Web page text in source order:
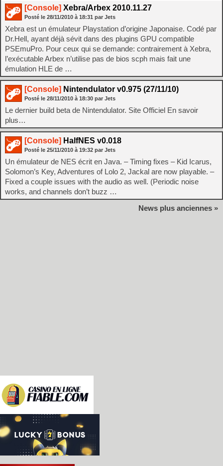
[Console] Xebra/Arbex 2010.11.27
Posté le 28/11/2010 à 18:31 par Jets
Xebra est un émulateur Playstation d’origine Japonaise. Codé par
Dr.Hell, ayant déjà sévit dans des plugins GPU compatible
PSEmuPro. Pour ceux qui se demande: contrairement à Xebra,
l’exécutable Arbex n’utilise pas de bios scph mais fait une
émulation HLE de …
[Console] Nintendulator v0.975 (27/11/10)
Posté le 28/11/2010 à 18:30 par Jets
Le dernier build beta de Nintendulator. Site Officiel En savoir
plus…
[Console] HalfNES v0.018
Posté le 25/11/2010 à 19:32 par Jets
Un émulateur de NES écrit en Java. – Timing fixes – Kid Icarus,
Solomon’s Key, Adventures of Lolo 2, Jackal are now playable. –
Fixed a couple issues with the audio as well. (Periodic noise
works, and channels don’t buzz …
News plus anciennes »